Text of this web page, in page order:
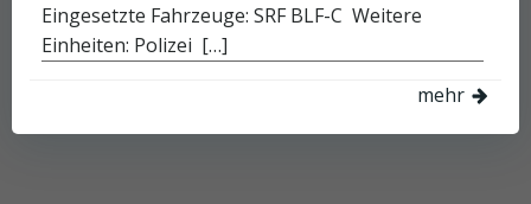
Eingesetzte Fahrzeuge: SRF BLF-C Weitere
Einheiten: Polizei […]
mehr